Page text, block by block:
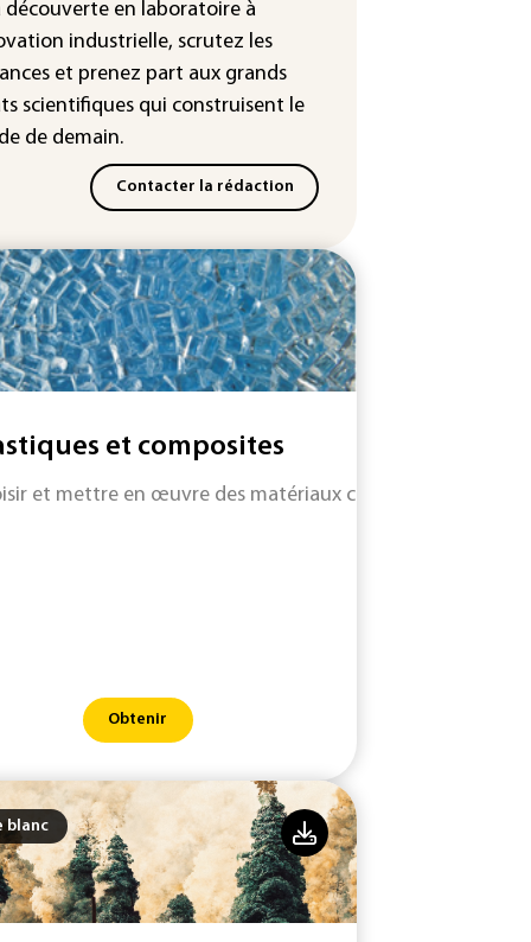
vont signer vendredi un
de défense (source proche
découverte en laboratoire à
industrielle, scrutez les
et prenez part aux grands
scientifiques qui construisent le
de demain.
Contacter la rédaction
et composites
et mettre en œuvre des matériaux capables de
Obtenir
blanc